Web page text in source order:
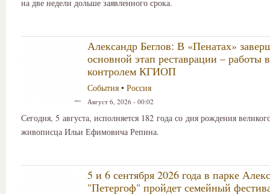
на две недели дольше заявленного срока.
Александр Беглов: В «Пенатах»
основной этап реставрации – работы
контролем КГИОП
События • Россия
Август 6, 2026 - 00:02
Сегодня, 5 августа, исполняется 182 года со дня рождения
живописца Ильи Ефимовича Репина.
5 и 6 сентября 2026 года в парке
"Петергоф" пройдет семейный